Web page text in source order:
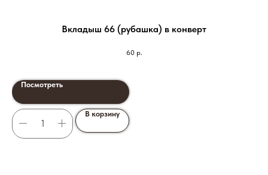
Вкладыш 66 (рубашка) в конверт
60 р.
Посмотреть
В корзину